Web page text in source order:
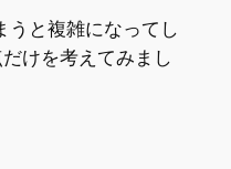
うと複雑になってし
けを考えてみまし